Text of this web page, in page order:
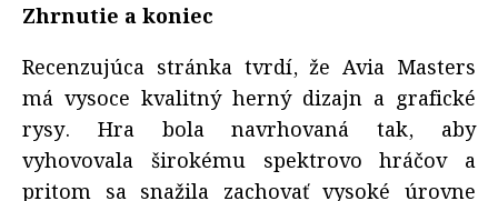
Zhrnutie a koniec
Recenzujúca stránka tvrdí, že Avia Masters
má vysoce kvalitný herný dizajn a grafické
rysy. Hra bola navrhovaná tak, aby
vyhovovala širokému spektrovo hráčov a
pritom sa snažila zachovať vysoké úrovne